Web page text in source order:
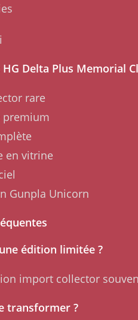
Delta Plus Memorial
rare
premium
en vitrine
Gunpla Unicorn
édition limitée ?
import collector
transformer ?